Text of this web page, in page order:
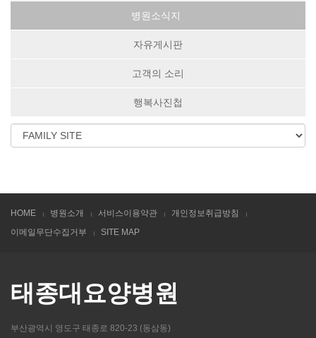
병원소식지
자유게시판
고객의 소리
행복사진첩
HOME 병원소개 서비스이용약관
개인정보취급방침
이메일무단수집거부
SITE MAP
태종대요양병원
부산광역시 영도구 태종로 820-23 (동삼동)